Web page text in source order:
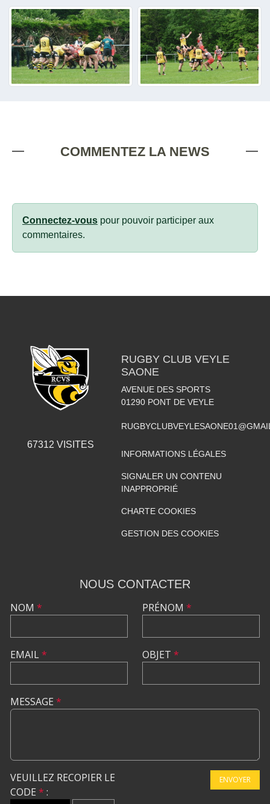
COMMENTEZ LA NEWS
Connectez-vous pour pouvoir participer aux
commentaires.
67312 VISITES
RUGBY CLUB VEYLE
SAONE
AVENUE DES SPORTS
01290 PONT DE VEYLE
INFORMATIONS LÉGALES
SIGNALER UN CONTENU
INAPPROPRIÉ
CHARTE COOKIES
GESTION DES COOKIES
NOUS CONTACTER
NOM *
EMAIL*
PRÉNOM *
OBJET *
MESSAGE *
VEUILLEZ RECOPIER LE
CODE * :
ENVOYER